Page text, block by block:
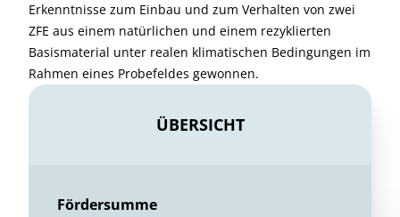
Erkenntnisse zum Einbau und zum Verhalten von zwei
ZFE aus einem natürlichen und einem rezyklierten
Basismaterial unter realen klimatischen Bedingungen im
Rahmen eines Probefeldes gewonnen.
ÜBERSICHT
Fördersumme